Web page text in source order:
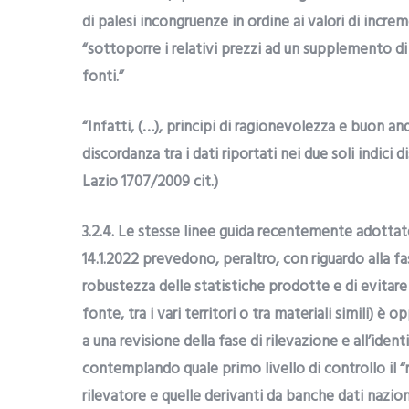
di palesi incongruenze in ordine ai valori di
“sottoporre i relativi prezzi ad un supplemento
fonti.”
“Infatti, (…), principi di ragionevolezza e buon
discordanza tra i dati riportati nei due soli indici
Lazio 1707/2009 cit.)
3.2.4. Le stesse linee guida recentemente
14.1.2022 prevedono, peraltro, con riguardo alla
robustezza delle statistiche prodotte e di
fonte, tra i vari territori o tra materiali simili) è
a una revisione della fase di rilevazione e
contemplando quale primo livello di controllo il
rilevatore e quelle derivanti da banche dati